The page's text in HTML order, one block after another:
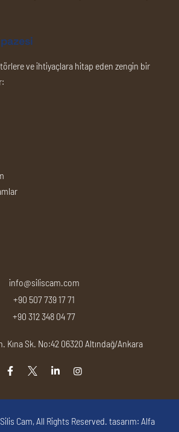
ve ihtiyaçlara hitap eden zengin bir
info@siliscam.com
+90 507 739 17 71
+90 312 348 04 77
Kına Sk. No:42 06320 Altındağ/Ankara
Silis Cam, All Rights Reserved. tasarım: Alfa